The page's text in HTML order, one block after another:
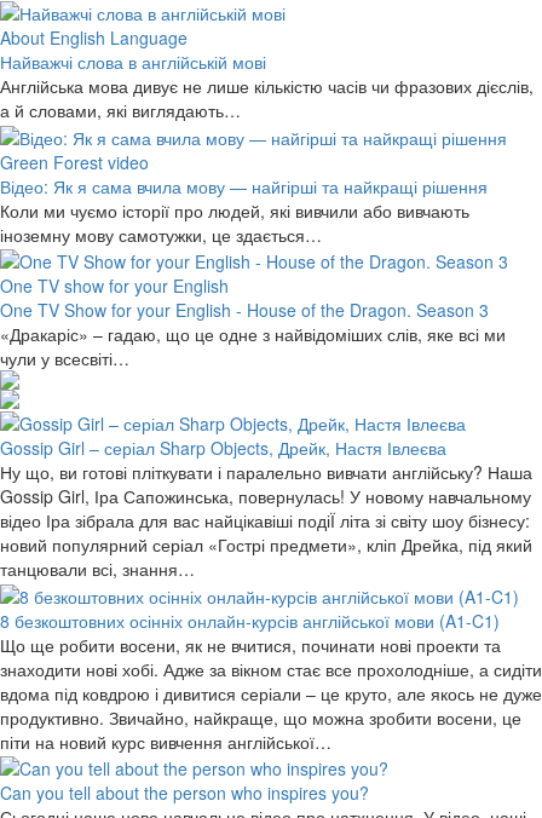
About English Language
Найважчі слова в англійській мові
Англійська мова дивує не лише кількістю часів чи фразових дієслів,
а й словами, які виглядають…
Green Forest video
Відео: Як я сама вчила мову — найгірші та найкращі рішення
Коли ми чуємо історії про людей, які вивчили або вивчають
іноземну мову самотужки, це здається…
One TV show for your English
One TV Show for your English - House of the Dragon. Season 3
«Дракаріс» – гадаю, що це одне з найвідоміших слів, яке всі ми
чули у всесвіті…
Gossip Girl – серіал Sharp Objects, Дрейк, Настя Івлеєва
Ну що, ви готові пліткувати і паралельно вивчати англійську? Наша
Gossip Girl, Іра Сапожинська, повернулась! У новому навчальному
відео Іра зібрала для вас найцікавіші подіЇ літа зі світу шоу бізнесу:
новий популярний серіал «Гострі предмети», кліп Дрейка, під який
танцювали всі, знання…
8 безкоштовних осінніх онлайн-курсів англійської мови (A1-C1)
Що ще робити восени, як не вчитися, починати нові проекти та
знаходити нові хобі. Адже за вікном стає все прохолодніше, а сидіти
вдома під ковдрою і дивитися серіали – це круто, але якось не дуже
продуктивно. Звичайно, найкраще, що можна зробити восени, це
піти на новий курс вивчення англійської…
Can you tell about the person who inspires you?